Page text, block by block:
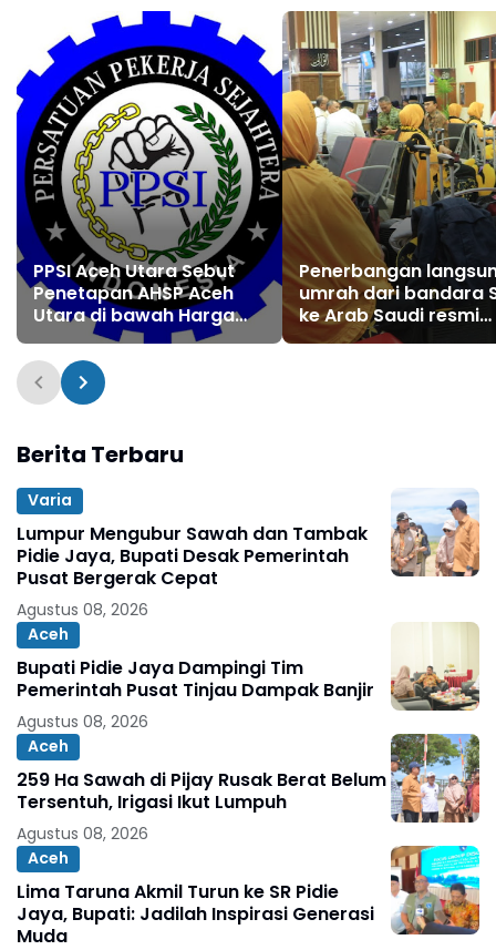
PPSI Aceh Utara Sebut
Penetapan AHSP Aceh
Utara di bawah Harga
Pasaran
Penerbangan
umrah dari bandara
ke Arab Saudi resmi
beroperasi
Berita Terbaru
Varia
Lumpur Mengubur Sawah dan Tambak
Pidie Jaya, Bupati Desak Pemerintah
Pusat Bergerak Cepat
Agustus 08, 2026
Aceh
Bupati Pidie Jaya Dampingi Tim
Pemerintah Pusat Tinjau Dampak Banjir
Agustus 08, 2026
Aceh
259 Ha Sawah di Pijay Rusak Berat Belum
Tersentuh, Irigasi Ikut Lumpuh
Agustus 08, 2026
Aceh
Lima Taruna Akmil Turun ke SR Pidie
Jaya, Bupati: Jadilah Inspirasi Generasi
Muda